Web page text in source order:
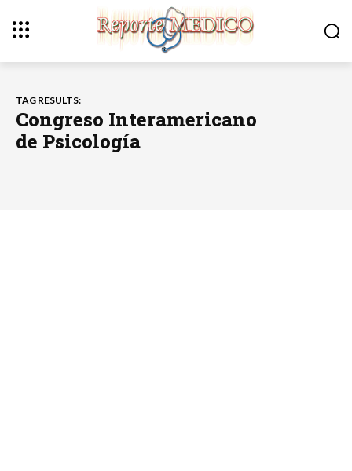
TAG RESULTS:
Congreso Interamericano
de Psicología